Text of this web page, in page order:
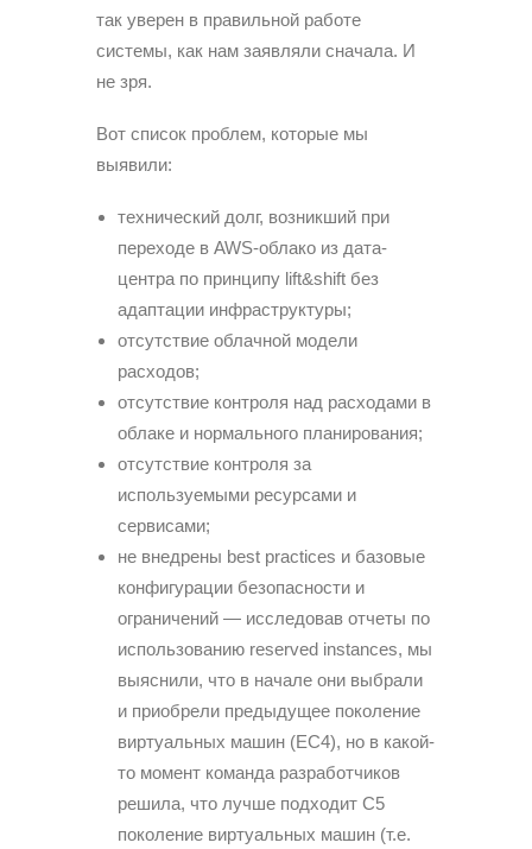
так уверен в правильной работе
системы, как нам заявляли сначала. И
не зря.
Вот список проблем, которые мы
выявили:
технический долг, возникший при
переходе в AWS-облако из дата-
центра по принципу lift&shift без
адаптации инфраструктуры;
отсутствие облачной модели
расходов;
отсутствие контроля над расходами в
облаке и нормального планирования;
отсутствие контроля за
используемыми ресурсами и
сервисами;
не внедрены best practices и базовые
конфигурации безопасности и
ограничений — исследовав отчеты по
использованию reserved instances, мы
выяснили, что в начале они выбрали
и приобрели предыдущее поколение
виртуальных машин (EC4), но в какой-
то момент команда разработчиков
решила, что лучше подходит C5
поколение виртуальных машин (т.е.